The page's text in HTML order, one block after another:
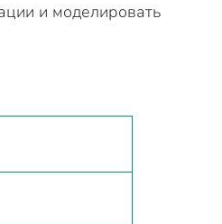
и моделировать